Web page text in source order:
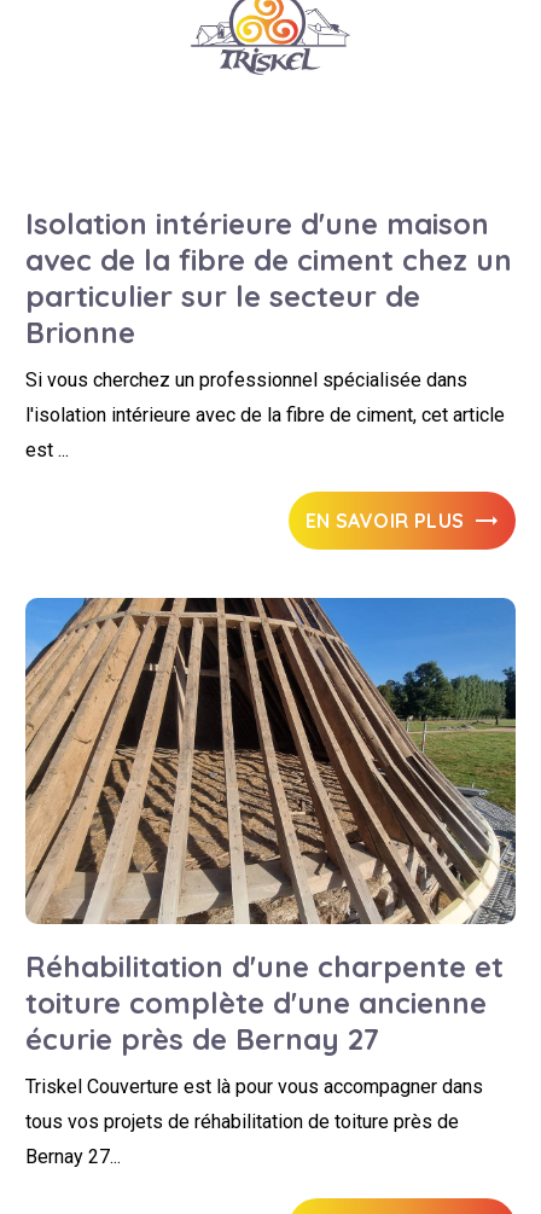
Isolation intérieure d'une maison
avec de la fibre de ciment chez un
particulier sur le secteur de
Brionne
Si vous cherchez un professionnel spécialisée dans
l'isolation intérieure avec de la fibre de ciment, cet article
est ...
EN SAVOIR PLUS
Réhabilitation d'une charpente et
toiture complète d'une ancienne
écurie près de Bernay 27
Triskel Couverture est là pour vous accompagner dans
tous vos projets de réhabilitation de toiture près de
Bernay 27...